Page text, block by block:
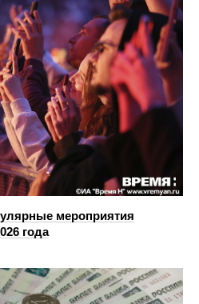
мероприятия
года